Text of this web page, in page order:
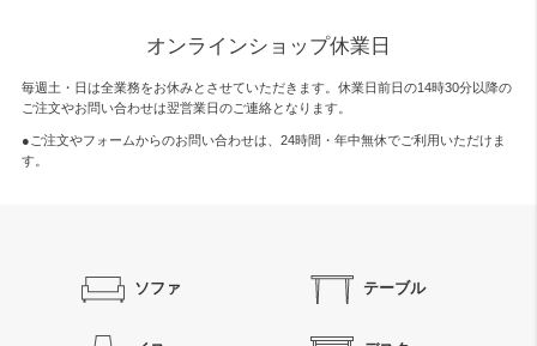
オンラインショップ休業日
毎週土・日は全業務をお休みとさせていただきます。休業日前日の14時30分以降の
ご注文やお問い合わせは翌営業日のご連絡となります。
●ご注文やフォームからのお問い合わせは、 24時間・年中無休でご利用いただけま
す。
ソファ テーブル